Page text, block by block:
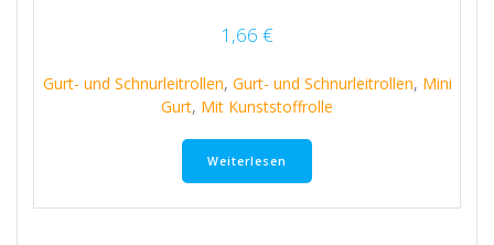
1,66 €
Gurt- und Schnurleitrollen, Gurt- und Schnurleitrollen, Mini
Gurt, Mit Kunststoffrolle
Weiterlesen